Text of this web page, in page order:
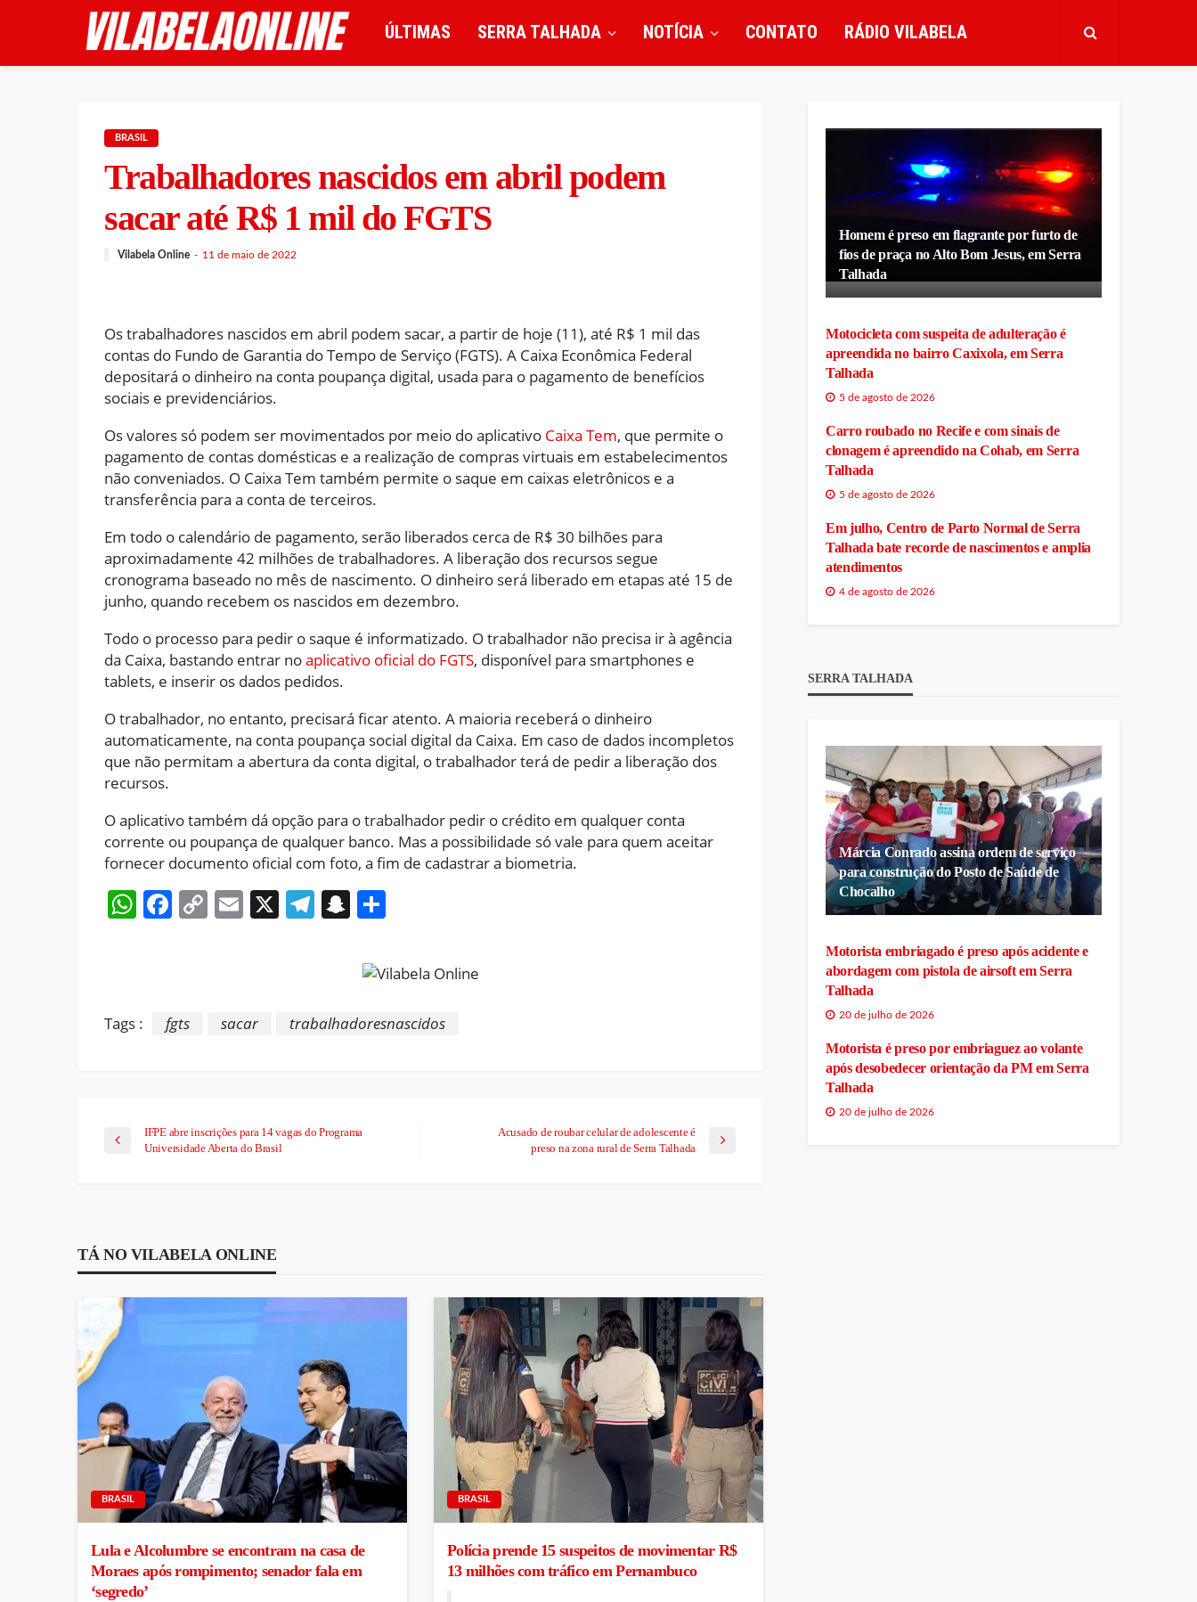
ÚLTIMAS SERRA TALHADA NOTÍCIA CONTATO RÁDIO VILABELA
BRASIL
Trabalhadores nascidos em abril podem
sacar até R$ 1 mil do FGTS
Vilabela Online 11 de maio de 2022
Os trabalhadores nascidos em abril podem sacar, a partir de hoje (11), até R$ 1 mil das
contas do Fundo de Garantia do Tempo de Serviço (FGTS). A Caixa Econômica Federal
depositará o dinheiro na conta poupança digital, usada para o pagamento de benefícios
sociais e previdenciários.
Os valores só podem ser movimentados por meio do aplicativo Caixa Tem, que permite o
pagamento de contas domésticas e a realização de compras virtuais em estabelecimentos
não conveniados. O Caixa Tem também permite o saque em caixas eletrônicos e a
transferência para a conta de terceiros.
Em todo o calendário de pagamento, serão liberados cerca de R$ 30 bilhões para
aproximadamente 42 milhões de trabalhadores. A liberação dos recursos segue
cronograma baseado no mês de nascimento. O dinheiro será liberado em etapas até 15 de
junho, quando recebem os nascidos em dezembro.
Todo o processo para pedir o saque é informatizado. O trabalhador não precisa ir à agência
da Caixa, bastando entrar noaplicativo oficial do FGTS, disponível para smartphones e
tablets, e inserir os dados pedidos.
O trabalhador, no entanto, precisará ficar atento. A maioria receberá o dinheiro
automaticamente, na conta poupança social digital da Caixa. Em caso de dados incompletos
que não permitam a abertura da conta digital, o trabalhador terá de pedir a liberação dos
recursos.
O aplicativo também dá opção para o trabalhador pedir o crédito em qualquer conta
corrente ou poupança de qualquer banco. Mas a possibilidade só vale para quem aceitar
fornecer documento oficial com foto, a fim de cadastrar a biometria.
WhatsApp
Facebook
CopyEmail
X Telegram
Snapchat
Tags : fgts sacar trabalhadoresnascidos
IFPE abre inscrições para 14 vagas do Programa
Universidade Aberta do Brasil
Acusado de roubar celular de adolescente é
preso na zona rural de Serra Talhada
TÁ NO VILABELA ONLINE
BRASIL
Lula e Alcolumbre se encontram na casa de
Moraes após rompimento; senador fala em
‘segredo’
BRASIL
Polícia prende 15 suspeitos de movimentar R$
13 milhões com tráfico em Pernambuco
Homem é preso em flagrante por furto de
fios de praça no Alto Bom Jesus, em Serra
Talhada
Motocicleta com suspeita de adulteração é
apreendida no bairro Caxixola, em Serra
Talhada
5 de agosto de 2026
Carro roubado no Recife e com sinais de
clonagem é apreendido na Cohab, em Serra
Talhada
5 de agosto de 2026
Em julho, Centro de Parto Normal de Serra
Talhada bate recorde de nascimentos e amplia
atendimentos
4 de agosto de 2026
SERRA TALHADA
Márcia Conrado assina ordem de serviço
para construção do Posto de Saúde de
Chocalho
Motorista embriagado é preso após acidente e
abordagem com pistola de airsoft em Serra
Talhada
20 de julho de 2026
Motorista é preso por embriaguez ao volante
após desobedecer orientação da PM em Serra
Talhada
20 de julho de 2026